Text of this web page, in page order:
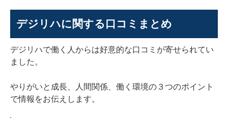
デジリハに関する口コミまとめ
デジリハで働く人からは好意的な口コミが寄せられてい
ました。
やりがいと成長、人間関係、働く環境の３つのポイント
で情報をお伝えします。